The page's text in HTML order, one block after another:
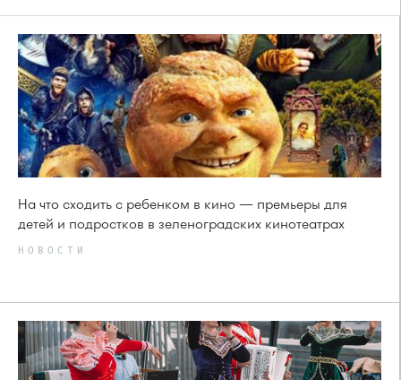
На что сходить с ребенком в кино — премьеры для
детей и подростков в зеленоградских кинотеатрах
НОВОСТИ